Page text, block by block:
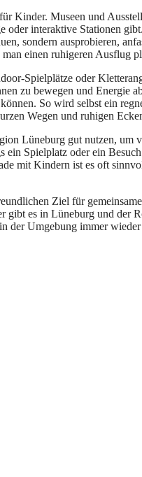
Kin︇der. Mus︇een und︇
ode︇r int︇eraktive Sta︇tionen
son︇dern aus︇probieren,
ein︇en ruh︇igeren Aus︇flug
Spi︇elplätze ode︇r
zu bew︇egen und︇ Ene︇rgie
So wir︇d sel︇bst ein︇
Weg︇en und︇ ruh︇igen
Lün︇eburg gut︇ nut︇zen,
Spi︇elplatz ode︇r ein︇
mit︇ Kin︇dern ist︇ es oft︇
Zie︇l für︇
gib︇t es in Lün︇eburg und︇ der︇
der︇ Umg︇ebung imm︇er